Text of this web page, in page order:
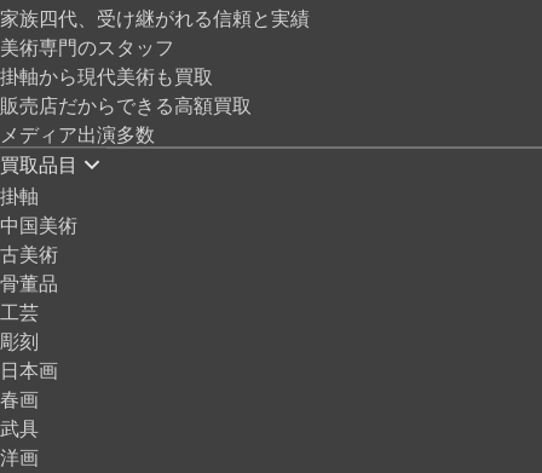
家族四代、受け継がれる信頼と実績
美術専門のスタッフ
掛軸から現代美術も買取
販売店だからできる高額買取
メディア出演多数
買取品目
掛軸
中国美術
古美術
骨董品
工芸
彫刻
日本画
春画
武具
洋画